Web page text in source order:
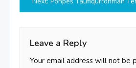
Leave a Reply
Your email address will not be